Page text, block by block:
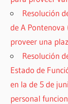
Resolución
de A
proveer una
Resolución
Estado de
en la de 5 de
personal